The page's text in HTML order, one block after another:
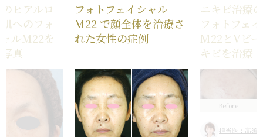
ヒアルロ
へのフォ
ルM22を
真
フォトフェイシャル
M22 で顔全体を治療さ
れた女性の症例
ニキビ治療
フォトフェ
M22とVビ
キビを治療
Before
担当医：高須